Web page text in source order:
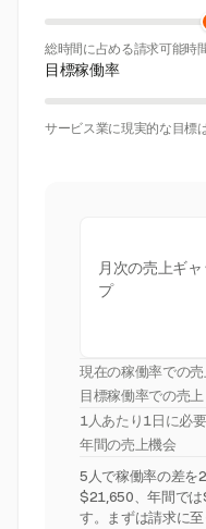
総時間に占める請求可能時
目標稼働率
サービス業に現実的な目標
月次の売上ギャ
プ
現在の稼働率での売
目標稼働率での売上
1人あたり1日に必
年間の売上機会
5人で稼働率の差を
$21,650、年間で
す。まずは請求に